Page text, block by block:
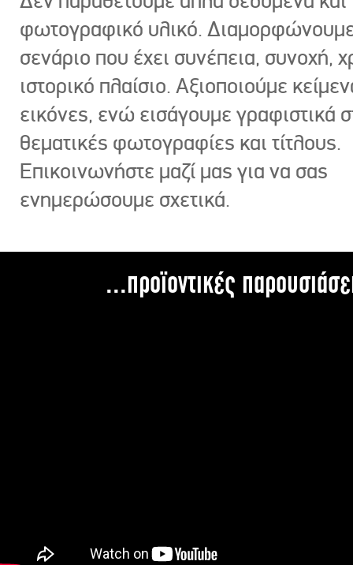
φωτογραφικό υλικό.
σενάριο που έχει συνέπεια, συνοχή,
ιστορικό πλαίσιο. Αξιοποιούμε
εικόνες, ενώ εισάγουμε γραφιστικά
θεματικές φωτογραφίες και τίτλους.
Επικοινωνήστε μαζί μας για να σας
ενημερώσουμε σχετικά.
...προϊοντικές